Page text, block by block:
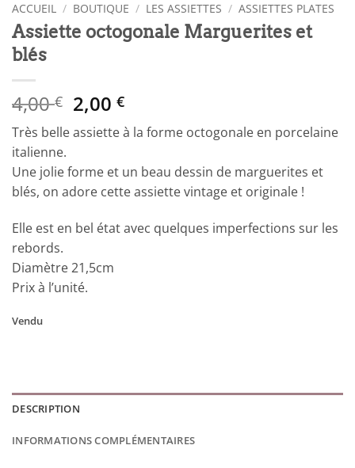
ACCUEIL / BOUTIQUE / LES ASSIETTES / ASSIETTES PLATES
Assiette octogonale Marguerites et
blés
4,00€ Le
prix
initial
4,00 €.
2,00€Le
prix
actuel
est :
2,00 €.
Très belle assiette à la forme octogonale en porcelaine
italienne.
Une jolie forme et un beau dessin de marguerites et
blés, on adore cette assiette vintage et originale !
Elle est en bel état avec quelques imperfections sur les
rebords.
Diamètre 21,5cm
Prix à l’unité.
Vendu
DESCRIPTION
INFORMATIONS COMPLÉMENTAIRES